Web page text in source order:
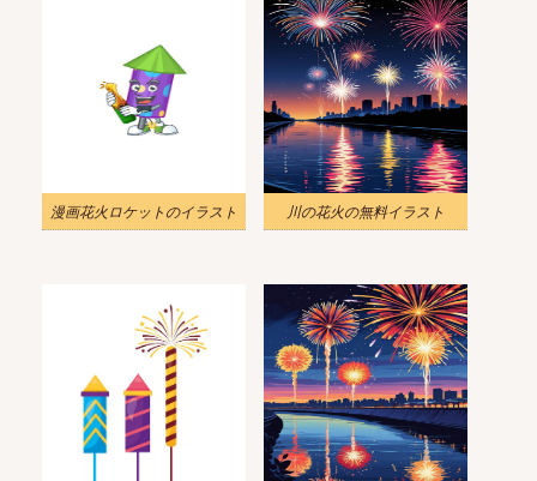
漫画花火ロケットのイラスト 川の花火の無料イラスト